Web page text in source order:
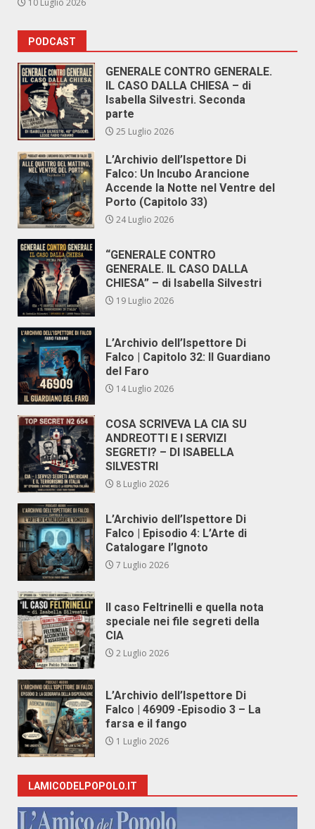
10 Luglio 2026
PODCAST
GENERALE CONTRO GENERALE.
IL CASO DALLA CHIESA – di
Isabella Silvestri. Seconda
parte
25 Luglio 2026
L’Archivio dell’Ispettore Di
Falco: Un Incubo Arancione
Accende la Notte nel Ventre del
Porto (Capitolo 33)
24 Luglio 2026
“GENERALE CONTRO
GENERALE. IL CASO DALLA
CHIESA” – di Isabella Silvestri
19 Luglio 2026
L’Archivio dell’Ispettore Di
Falco | Capitolo 32: Il Guardiano
del Faro
14 Luglio 2026
COSA SCRIVEVA LA CIA SU
ANDREOTTI E I SERVIZI
SEGRETI? – DI ISABELLA
SILVESTRI
8 Luglio 2026
L’Archivio dell’Ispettore Di
Falco | Episodio 4: L’Arte di
Catalogare l’Ignoto
7 Luglio 2026
Il caso Feltrinelli e quella nota
speciale nei file segreti della
CIA
2 Luglio 2026
L’Archivio dell’Ispettore Di
Falco | 46909 -Episodio 3 – La
farsa e il fango
1 Luglio 2026
LAMICODELPOPOLO.IT